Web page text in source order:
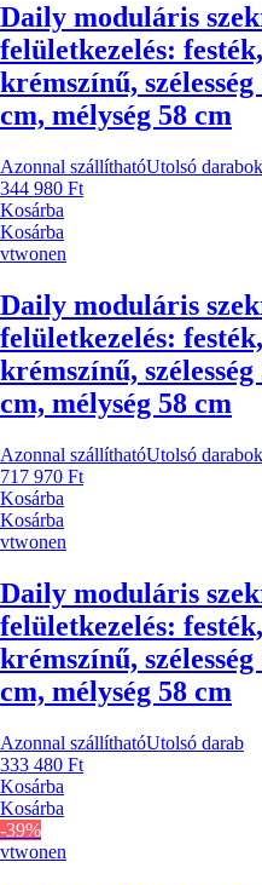
Daily moduláris
felületkezelés:
krémszínű,
cm, mélység 58 cm
Azonnal szállíthatóUtolsó darabok
344 980 Ft
Kosárba
Kosárba
vtwonen
Daily moduláris
felületkezelés:
krémszínű,
cm, mélység 58 cm
Azonnal szállíthatóUtolsó darabok
717 970 Ft
Kosárba
Kosárba
vtwonen
Daily moduláris
felületkezelés:
krémszínű,
cm, mélység 58 cm
Azonnal szállíthatóUtolsó darab
333 480 Ft
Kosárba
Kosárba
-39%
vtwonen